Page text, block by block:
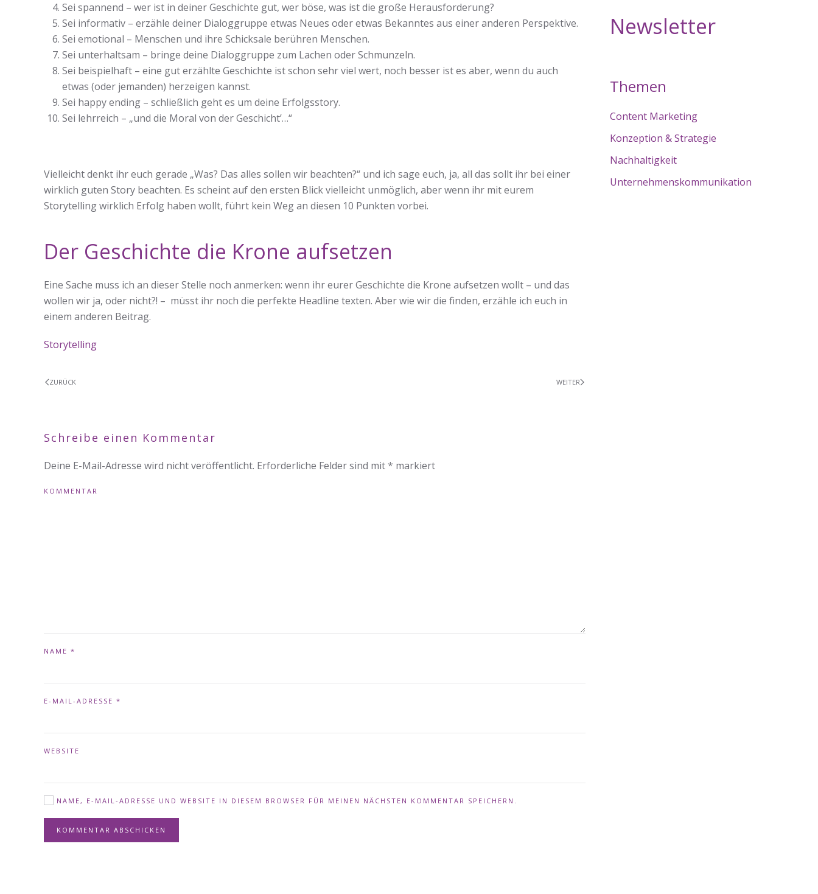
Sei spannend – wer ist in deiner Geschichte gut, wer böse, was ist die große Herausforderung?
Sei informativ – erzähle deiner Dialoggruppe etwas Neues oder etwas Bekanntes aus einer anderen Perspektive.
Sei emotional – Menschen und ihre Schicksale berühren Menschen.
Sei unterhaltsam – bringe deine Dialoggruppe zum Lachen oder Schmunzeln.
Sei beispielhaft – eine gut erzählte Geschichte ist schon sehr viel wert, noch besser ist es aber, wenn du auch
etwas (oder jemanden) herzeigen kannst.
Sei happy ending – schließlich geht es um deine Erfolgsstory.
Sei lehrreich – „und die Moral von der Geschicht’…“
Vielleicht denkt ihr euch gerade „Was? Das alles sollen wir beachten?“ und ich sage euch, ja, all das sollt ihr bei einer
wirklich guten Story beachten. Es scheint auf den ersten Blick vielleicht unmöglich, aber wenn ihr mit eurem
Storytelling wirklich Erfolg haben wollt, führt kein Weg an diesen 10 Punkten vorbei.
Der Geschichte die Krone aufsetzen
Eine Sache muss ich an dieser Stelle noch anmerken: wenn ihr eurer Geschichte die Krone aufsetzen wollt – und das
wollen wir ja, oder nicht?! – müsst ihr noch die perfekte Headline texten. Aber wie wir die finden, erzähle ich euch in
einem anderen Beitrag.
Storytelling
ZURÜCK WEITER
Schreibe einen Kommentar
Deine E-Mail-Adresse wird nicht veröffentlicht. Erforderliche Felder sind mit* markiert
KOMMENTAR
NAME *
E-MAIL-ADRESSE *
WEBSITE
NAME, E-MAIL-ADRESSE UND WEBSITE IN DIESEM BROWSER FÜR MEINEN NÄCHSTEN KOMMENTAR SPEICHERN.
KOMMENTAR ABSCHICKEN
Newsletter
Themen
Content Marketing
Konzeption & Strategie
Nachhaltigkeit
Unternehmenskommunikation